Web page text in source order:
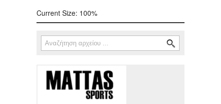
Current Size: 100%
Φόρμα αναζήτησης
Αναζήτηση